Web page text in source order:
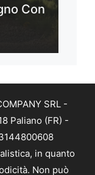
Con
SRL -
Paliano (FR) -
in quanto
Non può